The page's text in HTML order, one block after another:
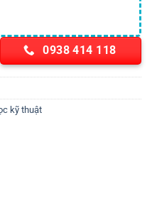
0938 414 118
kỹ thuật